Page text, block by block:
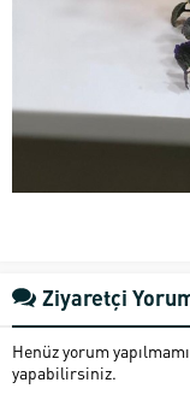
Ziyaretçi
Henüz yorum
yapabilirsiniz.